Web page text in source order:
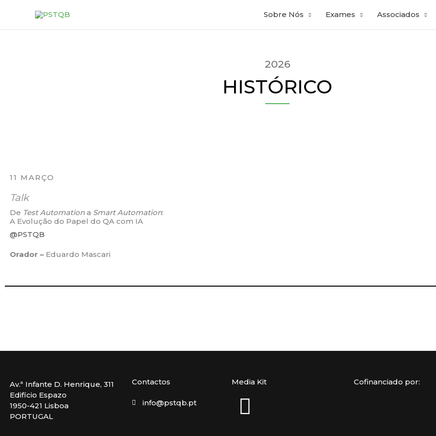
content
Sobre Nós Exames Associados
2026
HISTÓRICO
11 MARÇO
Talk
De Test Automation a Smart Automation:
A Evolução do Papel do QA com IA
@PSTQB
Orador – Eduardo Mascari
Av.ª Infante D. Henrique, 311
Edifício Espazo
1950-421 Lisboa
PORTUGAL
Contactos
info@pstqb.pt
Media Kit Cofinanciado por: